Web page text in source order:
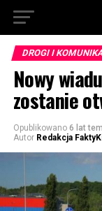
DROGI I
Nowy
zostanie
Opublikowano 6 lat
Autor Redakcja